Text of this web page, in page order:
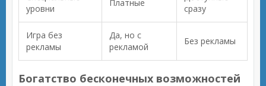
уровни
Платные
сразу
Игра без
рекламы
Да, но с
рекламой
Без рекламы
Богатство бесконечных возможностей